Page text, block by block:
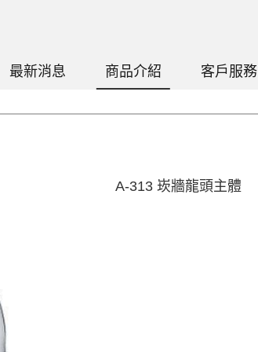
最新消息 商品介紹 客戶服務
A-313 崁牆龍頭主體